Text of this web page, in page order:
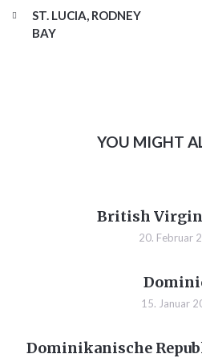
ST. LUCIA, RODNEY
BAY
YOU MIGHT
British
20. Februar
15. Januar
Dominikanische